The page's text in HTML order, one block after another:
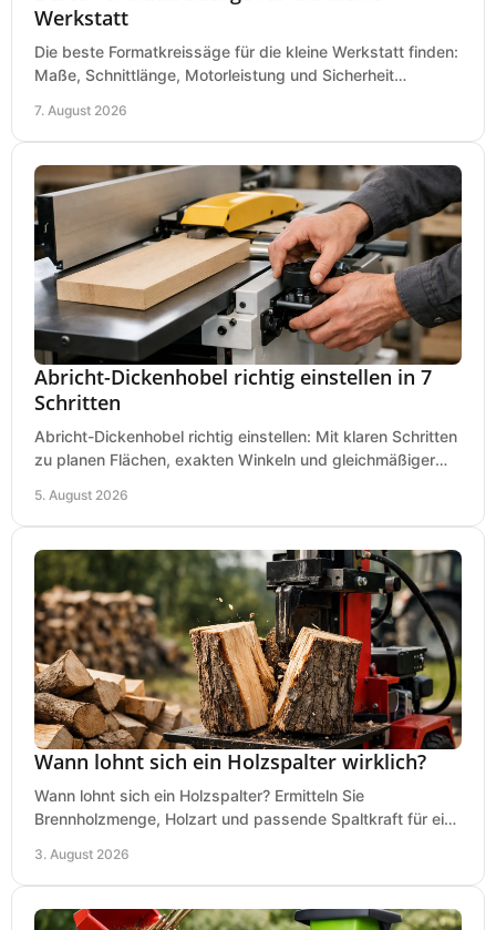
Werkstatt
Die beste Formatkreissäge für die kleine Werkstatt finden:
Maße, Schnittlänge, Motorleistung und Sicherheit
7. August 2026
Abricht-Dickenhobel richtig einstellen in 7
Schritten
Abricht-Dickenhobel richtig einstellen: Mit klaren Schritten
zu planen Flächen, exakten Winkeln und gleichmäßiger
5. August 2026
Wann lohnt sich ein Holzspalter wirklich?
Wann lohnt sich ein Holzspalter? Ermitteln Sie
Brennholzmenge, Holzart und passende Spaltkraft für eine
3. August 2026